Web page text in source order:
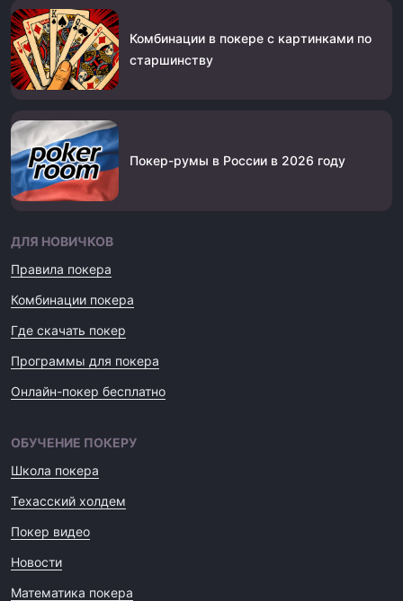
Комбинации в покере с картинками по
старшинству
Покер-румы в России в 2026 году
ДЛЯ НОВИЧКОВ
Правила покера
Комбинации покера
Где скачать покер
Программы для покера
Онлайн-покер бесплатно
ОБУЧЕНИЕ ПОКЕРУ
Школа покера
Техасский холдем
Покер видео
Новости
Математика покера